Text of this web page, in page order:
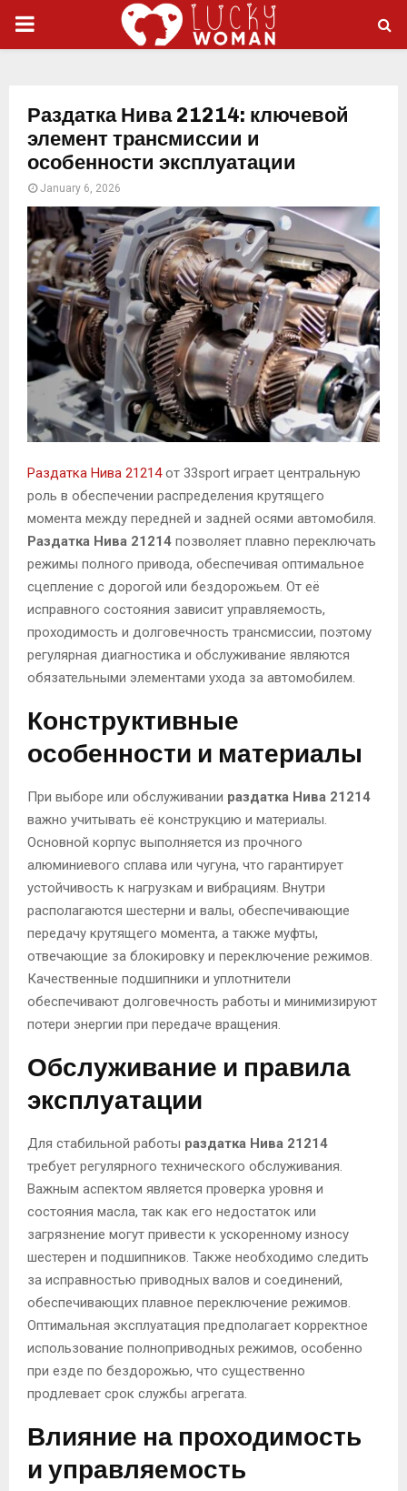
PRIMARY
Раздатка Нива 21214: ключевой
элемент трансмиссии и
особенности эксплуатации
January 6, 2026
Раздатка Нива 21214от 33sport играет центральную
роль в обеспечении распределения крутящего
момента между передней и задней осями автомобиля.
Раздатка Нива 21214 позволяет плавно переключать
режимы полного привода, обеспечивая оптимальное
сцепление с дорогой или бездорожьем. От её
исправного состояния зависит управляемость,
проходимость и долговечность трансмиссии, поэтому
регулярная диагностика и обслуживание являются
обязательными элементами ухода за автомобилем.
Конструктивные
особенности и материалы
При выборе или обслуживании раздатка Нива 21214
важно учитывать её конструкцию и материалы.
Основной корпус выполняется из прочного
алюминиевого сплава или чугуна, что гарантирует
устойчивость к нагрузкам и вибрациям. Внутри
располагаются шестерни и валы, обеспечивающие
передачу крутящего момента, а также муфты,
отвечающие за блокировку и переключение режимов.
Качественные подшипники и уплотнители
обеспечивают долговечность работы и минимизируют
потери энергии при передаче вращения.
Обслуживание и правила
эксплуатации
Для стабильной работы раздатка Нива 21214
требует регулярного технического обслуживания.
Важным аспектом является проверка уровня и
состояния масла, так как его недостаток или
загрязнение могут привести к ускоренному износу
шестерен и подшипников. Также необходимо следить
за исправностью приводных валов и соединений,
обеспечивающих плавное переключение режимов.
Оптимальная эксплуатация предполагает корректное
использование полноприводных режимов, особенно
при езде по бездорожью, что существенно
продлевает срок службы агрегата.
Влияние на проходимость
и управляемость